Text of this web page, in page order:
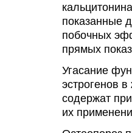
показанные
побочных
прямых
Угасание
эстрогенов
содержат
их